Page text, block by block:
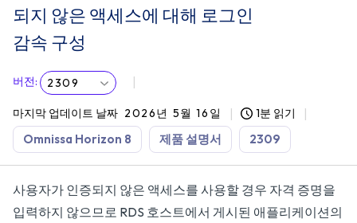
되지 않은 액세스에 대해 로그인
감속 구성
버전: 2309
마지막 업데이트 날짜 2026년 5월 16일 1분 읽기
Omnissa Horizon 8 제품 설명서 2309
사용자가 인증되지 않은 액세스를 사용할 경우 자격 증명을
입력하지 않으므로 RDS 호스트에서 게시된 애플리케이션의